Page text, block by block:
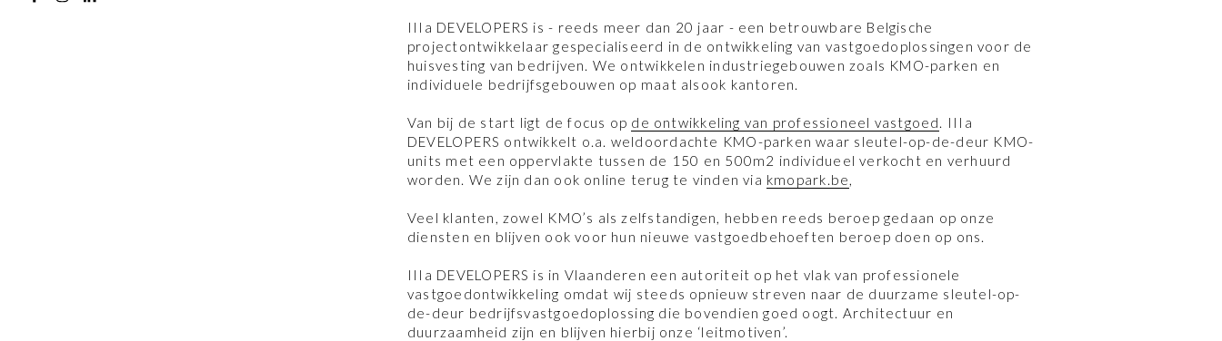
IIIa DEVELOPERS is - reeds meer dan 20 jaar - een betrouwbare Belgische
projectontwikkelaar gespecialiseerd in de ontwikkeling van vastgoedoplossingen voor de
huisvesting van bedrijven. We ontwikkelen industriegebouwen zoals KMO-parken en
individuele bedrijfsgebouwen op maat alsook kantoren.
Van bij de start ligt de focus op de ontwikkeling van professioneel vastgoed. IIIa
DEVELOPERS ontwikkelt o.a. weldoordachte KMO-parken waar sleutel-op-de-deur KMO-
units met een oppervlakte tussen de 150 en 500m2 individueel verkocht en verhuurd
worden. We zijn dan ook online terug te vinden via kmopark.be,
Veel klanten, zowel KMO’s als zelfstandigen, hebben reeds beroep gedaan op onze
diensten en blijven ook voor hun nieuwe vastgoedbehoeften beroep doen op ons.
IIIa DEVELOPERS is in Vlaanderen een autoriteit op het vlak van professionele
vastgoedontwikkeling omdat wij steeds opnieuw streven naar de duurzame sleutel-op-
de-deur bedrijfsvastgoedoplossing die bovendien goed oogt. Architectuur en
duurzaamheid zijn en blijven hierbij onze ‘leitmotiven’.